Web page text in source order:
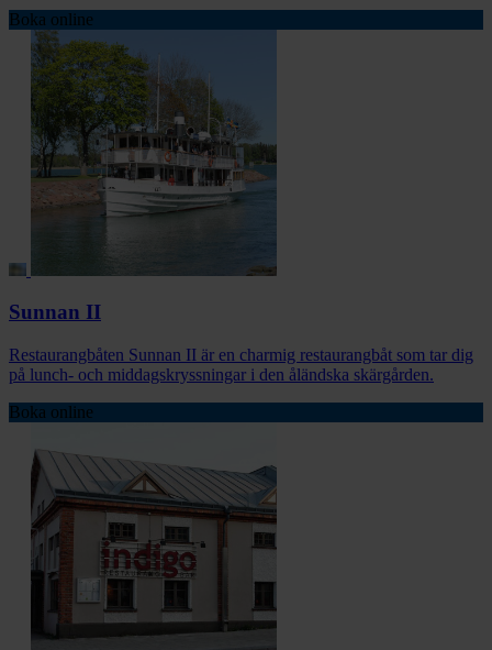
Boka online
Sunnan II
Restaurangbåten Sunnan II är en charmig restaurangbåt som tar dig
på lunch- och middagskryssningar i den åländska skärgården.
Boka online